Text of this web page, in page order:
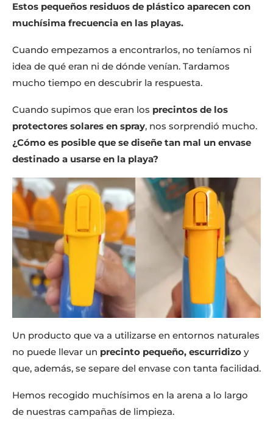
Estos pequeños residuos de plástico aparecen con
muchísima frecuencia en las playas.
Cuando empezamos a encontrarlos, no teníamos ni
idea de qué eran ni de dónde venían. Tardamos
mucho tiempo en descubrir la respuesta.
Cuando supimos que eran los precintos de los
protectores solares en spray, nos sorprendió mucho.
¿Cómo es posible que se diseñe tan mal un envase
destinado a usarse en la playa?
Un producto que va a utilizarse en entornos naturales
no puede llevar un precinto pequeño, escurridizo y
que, además, se separe del envase con tanta facilidad.
Hemos recogido muchísimos en la arena a lo largo
de nuestras campañas de limpieza.